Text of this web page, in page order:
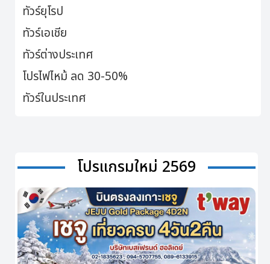
ทัวร์ยุโรป
ทัวร์เอเชีย
ทัวร์ต่างประเทศ
โปรไฟไหม้ ลด 30-50%
ทัวร์ในประเทศ
โปรแกรมใหม่ 2569